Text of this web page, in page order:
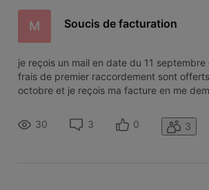
M Soucis de facturation
je reçois un mail en date du 11
frais de premier raccordement sont
octobre et je reçois ma facture en me
a su me faire enlever les 50 € mais pas
30 3 0 3